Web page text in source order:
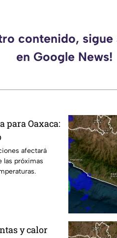
contenido,
en Google News!
para Oaxaca:
afectará
las próximas
y calor